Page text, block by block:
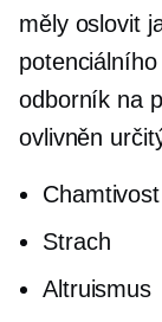
měly oslovit
odborník na
ovlivněn
Chamtivost
Strach
Altruismus